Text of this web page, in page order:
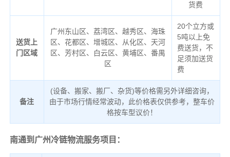
货费
送货上
门区域
广州东山区、荔湾区、越秀区、海珠
区、花都区、增城区、从化区、天河
区、芳村区、白云区、黄埔区、番禺
区
20个立方或
5吨以上免
费送货，不
足须加送货
费
备注
(设备、搬家、搬厂、杂货)等价格需另外详细咨询，
由于市场行情经常波动，此价格表仅供参考，整车价
格按车型议价！
南通到广州冷链物流服务项目：